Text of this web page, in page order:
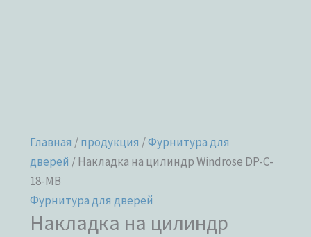
Главная /продукция /Фурнитура для
дверей / Накладка на цилиндр Windrose DP-C-
18-MB
Фурнитура для дверей
Накладка на цилиндр